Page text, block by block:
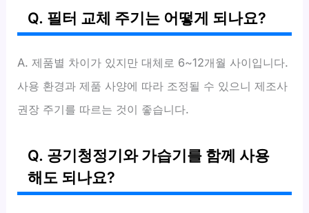
Q. 필터 교체 주기는 어떻게 되나요?
A. 제품별 차이가 있지만 대체로 6~12개월 사이입니다.
사용 환경과 제품 사양에 따라 조정될 수 있으니 제조사
권장 주기를 따르는 것이 좋습니다.
Q. 공기청정기와 가습기를 함께 사용
해도 되나요?